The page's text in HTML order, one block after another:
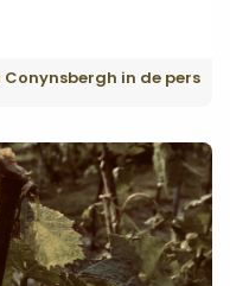
Conynsbergh in de pers